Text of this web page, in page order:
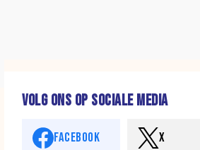
VOLG ONS OP SOCIALE MEDIA
FACEBOOK X